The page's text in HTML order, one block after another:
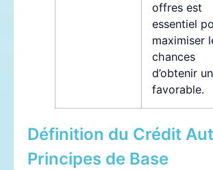
offres est
essentiel
maximiser
chances
d’obtenir
favorable.
Définition du Crédit
Principes de Base